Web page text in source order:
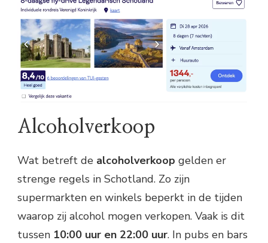
Alcoholverkoop
Wat betreft de alcoholverkoop gelden er
strenge regels in Schotland. Zo zijn
supermarkten en winkels beperkt in de tijden
waarop zij alcohol mogen verkopen. Vaak is dit
tussen 10:00 uur en 22:00 uur. In pubs en bars